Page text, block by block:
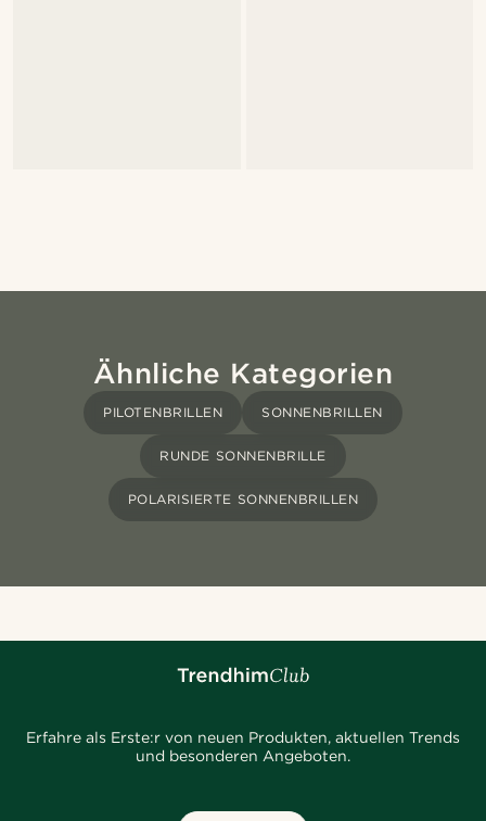
Ähnliche Kategorien
PILOTENBRILLEN SONNENBRILLEN
RUNDE SONNENBRILLE
POLARISIERTE SONNENBRILLEN
Erfahre als Erste:r von neuen Produkten, aktuellen Trends
und besonderen Angeboten.